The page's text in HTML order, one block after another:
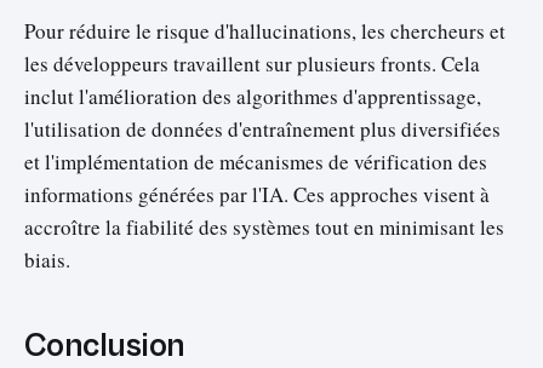
Pour réduire le risque d'hallucinations, les chercheurs et
les développeurs travaillent sur plusieurs fronts. Cela
inclut l'amélioration des algorithmes d'apprentissage,
l'utilisation de données d'entraînement plus diversifiées
et l'implémentation de mécanismes de vérification des
informations générées par l'IA. Ces approches visent à
accroître la fiabilité des systèmes tout en minimisant les
biais.
Conclusion